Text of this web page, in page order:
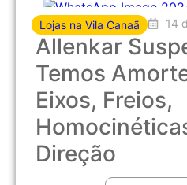
Lojas na Vila Canaã 14
Allenkar
Temos
Eixos, Freios,
Direção